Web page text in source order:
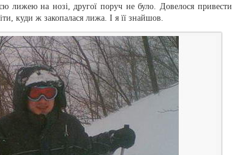
лижею на нозі, другої поруч не було. Довелося привести
куди ж закопалася лижа. І я її знайшов.